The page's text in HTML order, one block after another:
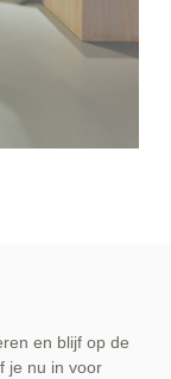
en blijf op de
je nu in voor